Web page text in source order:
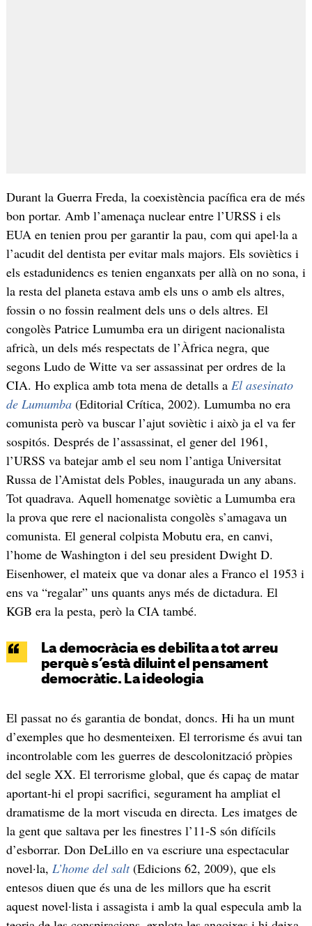
Durant la Guerra Freda, la coexistència pacífica era de més
bon portar. Amb l’amenaça nuclear entre l’URSS i els
EUA en tenien prou per garantir la pau, com qui apel·la a
l’acudit del dentista per evitar mals majors. Els soviètics i
els estadunidencs es tenien enganxats per allà on no sona, i
la resta del planeta estava amb els uns o amb els altres,
fossin o no fossin realment dels uns o dels altres. El
congolès Patrice Lumumba era un dirigent nacionalista
africà, un dels més respectats de l’Àfrica negra, que
segons Ludo de Witte va ser assassinat per ordres de la
CIA. Ho explica amb tota mena de detalls a El asesinato
de Lumumba(Editorial Crítica, 2002). Lumumba no era
comunista però va buscar l’ajut soviètic i això ja el va fer
sospitós. Després de l’assassinat, el gener del 1961,
l’URSS va batejar amb el seu nom l’antiga Universitat
Russa de l’Amistat dels Pobles, inaugurada un any abans.
Tot quadrava. Aquell homenatge soviètic a Lumumba era
la prova que rere el nacionalista congolès s’amagava un
comunista. El general colpista Mobutu era, en canvi,
l’home de Washington i del seu president Dwight D.
Eisenhower, el mateix que va donar ales a Franco el 1953 i
ens va “regalar” uns quants anys més de dictadura. El
KGB era la pesta, però la CIA també.
La democràcia es debilita a tot arreu
perquè s’està diluint el pensament
democràtic. La ideologia
El passat no és garantia de bondat, doncs. Hi ha un munt
d’exemples que ho desmenteixen. El terrorisme és avui tan
incontrolable com les guerres de descolonització pròpies
del segle XX. El terrorisme global, que és capaç de matar
aportant-hi el propi sacrifici, segurament ha ampliat el
dramatisme de la mort viscuda en directa. Les imatges de
la gent que saltava per les finestres l’11-S són difícils
d’esborrar. Don DeLillo en va escriure una espectacular
novel·la, L’home del salt(Edicions 62, 2009), que els
entesos diuen que és una de les millors que ha escrit
aquest novel·lista i assagista i amb la qual especula amb la